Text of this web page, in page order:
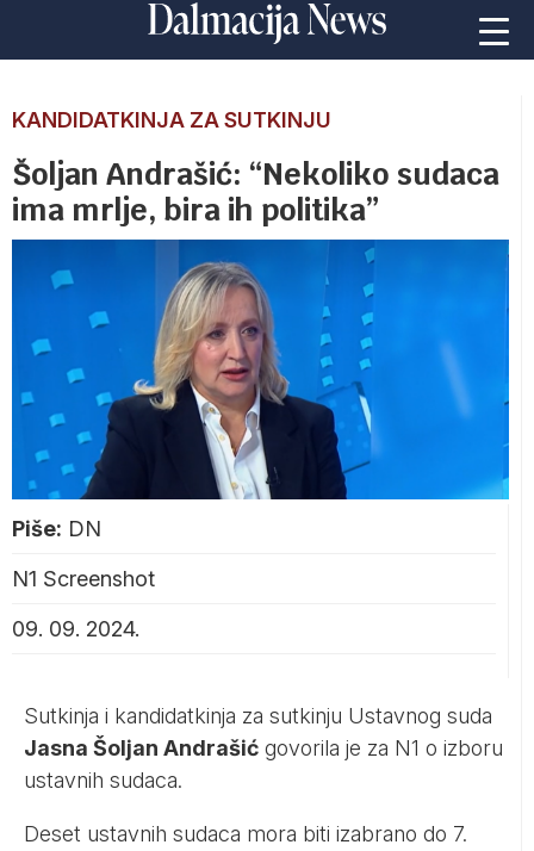
KANDIDATKINJA ZA SUTKINJU
Šoljan Andrašić: “Nekoliko sudaca
ima mrlje, bira ih politika”
Piše: DN
N1 Screenshot
09. 09. 2024.
Sutkinja i kandidatkinja za sutkinju Ustavnog suda
Jasna Šoljan Andrašić govorila je za N1 o izboru
ustavnih sudaca.
Deset ustavnih sudaca mora biti izabrano do 7.